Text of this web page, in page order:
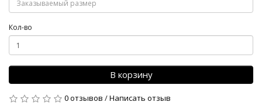
Кол-во
В корзину
0 отзывов /Написать отзыв